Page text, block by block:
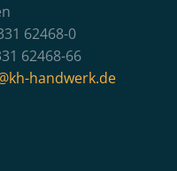
62468-0
62468-66
handwerk.de